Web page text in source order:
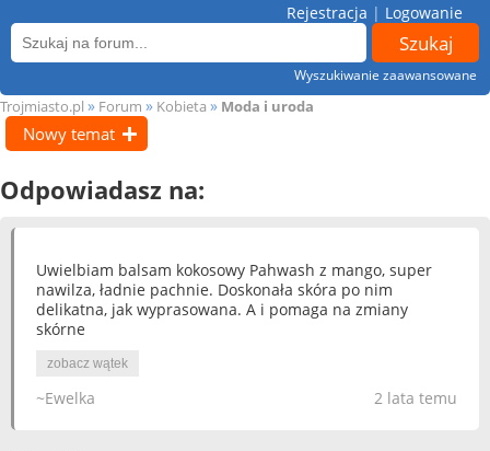
Wyszukiwanie zaawansowane
Rejestracja | Logowanie
Trojmiasto.pl » Forum » Kobieta » Moda i uroda
Nowy temat
Odpowiadasz na:
Uwielbiam balsam kokosowy Pahwash z mango, super
nawilza, ładnie pachnie. Doskonała skóra po nim
delikatna, jak wyprasowana. A i pomaga na zmiany
skórne
zobacz wątek
2 lata temu
~Ewelka